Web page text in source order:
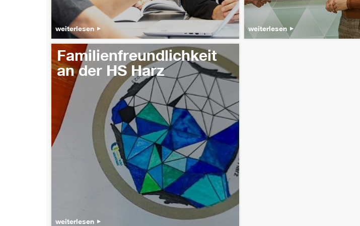
weiterlesen weiterlesen
Familienfreundlichkeit
an der HS Harz
weiterlesen